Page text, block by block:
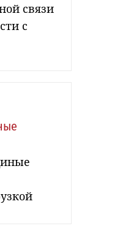
связи
с